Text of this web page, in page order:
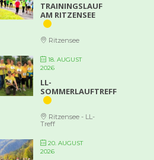
TRAININGSLAUF
AM RITZENSEE
Ritzensee
18. AUGUST
2026
LL-
SOMMERLAUFTREFF
Ritzensee - LL-
Treff
20. AUGUST
2026